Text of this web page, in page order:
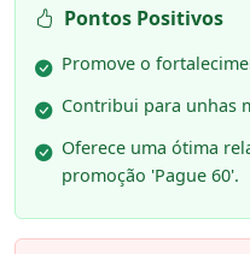
Pontos Positivos
Promove o
Contribui para unhas
Oferece uma ótima
promoção 'Pague 60'.